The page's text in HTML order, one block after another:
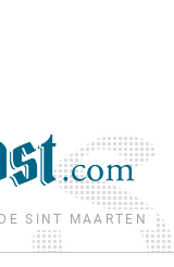
SINT MAARTEN